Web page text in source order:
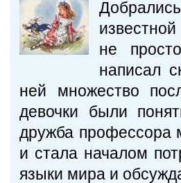
не
написал
ней множество
девочки были
дружба профессора
и стала началом
языки мира и